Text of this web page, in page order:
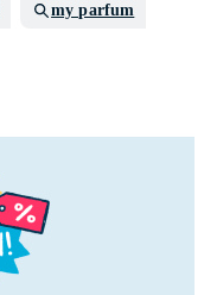
my parfum